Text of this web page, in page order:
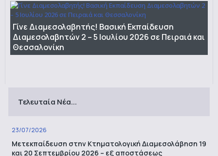
Γίνε Διαμεσολαβητής! Βασική Εκπαίδευση
Διαμεσολαβητών 2 – 5 Ιουλίου 2026 σε Πειραιά και
Θεσσαλονίκη
Τελευταία Νέα...
23/07/2026
Μετεκπαίδευση στην Κτηματολογική Διαμεσολάβηση 19
και 20 Σεπτεμβρίου 2026 – εξ αποστάσεως